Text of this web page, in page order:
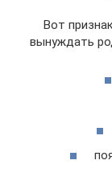
Вот
вынуждать